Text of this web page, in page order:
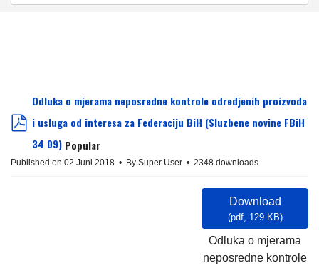
pdf
Odluka o mjerama neposredne kontrole odredjenih proizvoda
i usluga od interesa za Federaciju BiH (Sluzbene novine FBiH
34 09) Popular
Published on 02 Juni 2018 By Super User 2348 downloads
Download
(pdf, 129 KB)
Odluka o mjerama
neposredne kontrole